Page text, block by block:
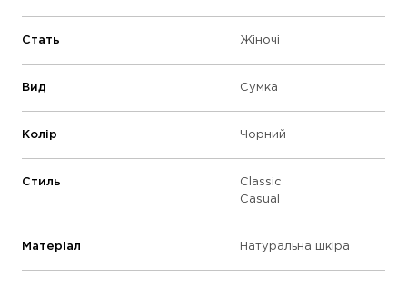
Стать Жіночі
Вид Сумка
Колір Чорний
Стиль
Classic
Casual
Матеріал Натуральна шкіра